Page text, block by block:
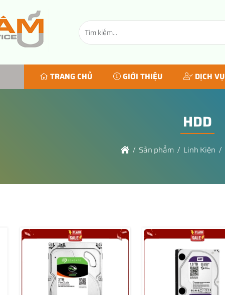
TRANG CHỦ GIỚI THIỆU DỊCH VỤ
HDD
Sản phẩm Linh Kiện